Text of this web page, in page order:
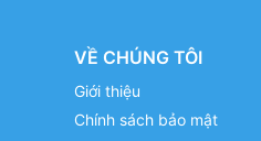
VỀ CHÚNG TÔI
Giới thiệu
Chính sách bảo mật